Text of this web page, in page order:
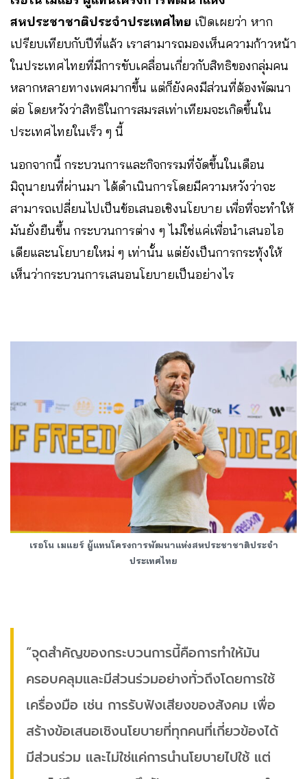
สหประชาชาติประจำประเทศไทย เปิดเผยว่า หาก
เปรียบเทียบกับปีที่แล้ว เราสามารถมองเห็นความก้าวหน้า
ในประเทศไทยที่มีการขับเคลื่อนเกี่ยวกับสิทธิของกลุ่มคน
หลากหลายทางเพศมากขึ้น แต่ก็ยังคงมีส่วนที่ต้องพัฒนา
ต่อ โดยหวังว่าสิทธิในการสมรสเท่าเทียมจะเกิดขึ้นใน
ประเทศไทยในเร็ว ๆ นี้
นอกจากนี้ กระบวนการและกิจกรรมที่จัดขึ้นในเดือน
มิถุนายนที่ผ่านมา ได้ดำเนินการโดยมีความหวังว่าจะ
สามารถเปลี่ยนไปเป็นข้อเสนอเชิงนโยบาย เพื่อที่จะทำให้
มันยั่งยืนขึ้น กระบวนการต่าง ๆ ไม่ใช่แค่เพื่อนำเสนอไอ
เดียและนโยบายใหม่ ๆ เท่านั้น แต่ยังเป็นการกระทุ้งให้
เห็นว่ากระบวนการเสนอนโยบายเป็นอย่างไร
เรอโน เมแยร์ ผู้แทนโครงการพัฒนาแห่งสหประชาชาติประจำ
ประเทศไทย
“จุดสำคัญของกระบวนการนี้คือการทำให้มัน
ครอบคลุมและมีส่วนร่วมอย่างทั่วถึงโดยการใช้
เครื่องมือ เช่น การรับฟังเสียงของสังคม เพื่อ
สร้างข้อเสนอเชิงนโยบายที่ทุกคนที่เกี่ยวข้องได้
มีส่วนร่วม และไม่ใช่แค่การนำนโยบายไปใช้ แต่